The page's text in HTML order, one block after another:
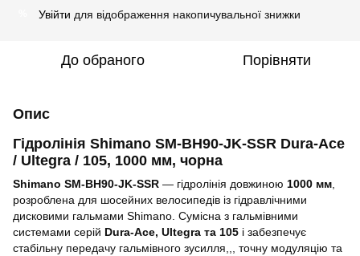
Увійти для відображення накопичувальної знижки
До обраного Порівняти
Опис
Гідролінія Shimano SM-BH90-JK-SSR Dura-Ace
/ Ultegra / 105, 1000 мм, чорна
Shimano SM-BH90-JK-SSR — гідролінія довжиною 1000 мм
розроблена для шосейних велосипедів із гідравлічними
дисковими гальмами Shimano. Сумісна з гальмівними
системами серій Dura-Ace, Ultegra та 105 і забезпечує
стабільну передачу гальмівного зусилля,,, точну модуляцію та